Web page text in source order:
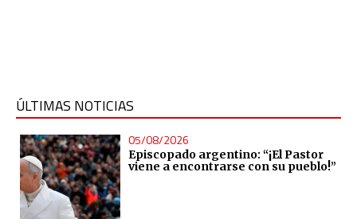
ÚLTIMAS NOTICIAS
05/08/2026
Episcopado argentino: “¡El Pastor
viene a encontrarse con su pueblo!”